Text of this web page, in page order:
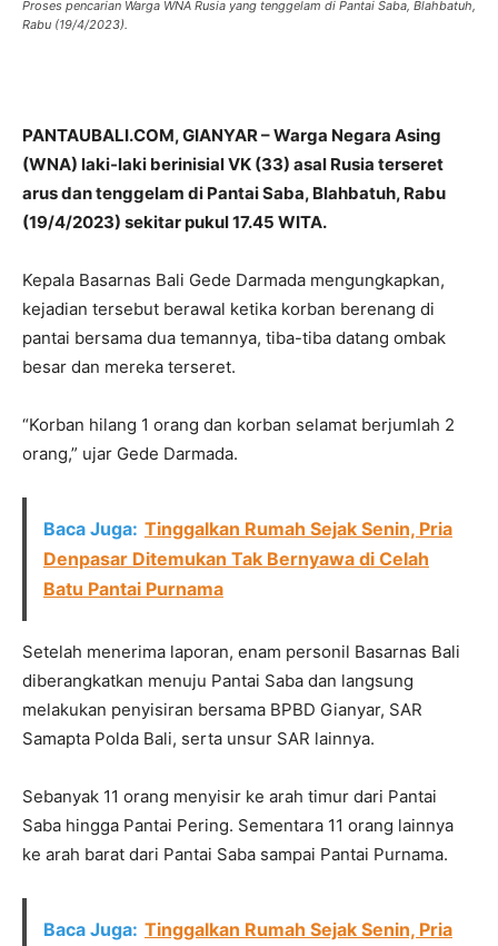
Proses pencarian Warga WNA Rusia yang tenggelam di Pantai Saba, Blahbatuh,
Rabu (19/4/2023).
PANTAUBALI.COM, GIANYAR – Warga Negara Asing
(WNA) laki-laki berinisial VK (33) asal Rusia terseret
arus dan tenggelam di Pantai Saba, Blahbatuh, Rabu
(19/4/2023) sekitar pukul 17.45 WITA.
Kepala Basarnas Bali Gede Darmada mengungkapkan,
kejadian tersebut berawal ketika korban berenang di
pantai bersama dua temannya, tiba-tiba datang ombak
besar dan mereka terseret.
“Korban hilang 1 orang dan korban selamat berjumlah 2
orang,” ujar Gede Darmada.
Baca Juga: Tinggalkan Rumah Sejak Senin, Pria
Denpasar Ditemukan Tak Bernyawa di Celah
Batu Pantai Purnama
Setelah menerima laporan, enam personil Basarnas Bali
diberangkatkan menuju Pantai Saba dan langsung
melakukan penyisiran bersama BPBD Gianyar, SAR
Samapta Polda Bali, serta unsur SAR lainnya.
Sebanyak 11 orang menyisir ke arah timur dari Pantai
Saba hingga Pantai Pering. Sementara 11 orang lainnya
ke arah barat dari Pantai Saba sampai Pantai Purnama.
Baca Juga: Tinggalkan Rumah Sejak Senin, Pria